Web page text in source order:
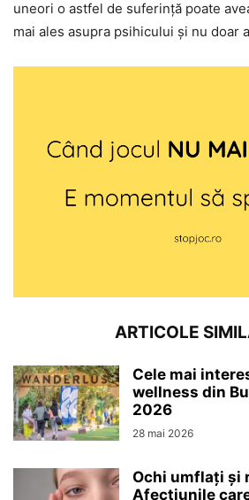
uneori o astfel de suferință poate
mai ales asupra psihicului și nu doar
ARTICOLE
Cele mai
wellness din
2026
28 mai 2026
Ochi umflați și
Afecțiunile